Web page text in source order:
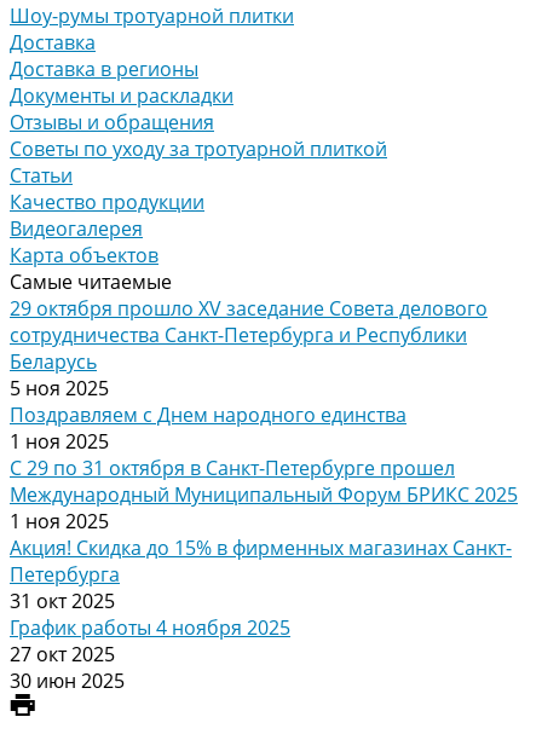
Шоу-румы тротуарной плитки
Доставка
Доставка в регионы
Документы и раскладки
Отзывы и обращения
Советы по уходу за тротуарной плиткой
Статьи
Качество продукции
Видеогалерея
Карта объектов
Самые читаемые
29 октября прошло XV заседание Совета делового
сотрудничества Санкт-Петербурга и Республики
Беларусь
5 ноя 2025
Поздравляем с Днем народного единства
1 ноя 2025
С 29 по 31 октября в Санкт-Петербурге прошел
Международный Муниципальный Форум БРИКС 2025
1 ноя 2025
Акция! Скидка до 15% в фирменных магазинах Санкт-
Петербурга
31 окт 2025
График работы 4 ноября 2025
27 окт 2025
30 июн 2025